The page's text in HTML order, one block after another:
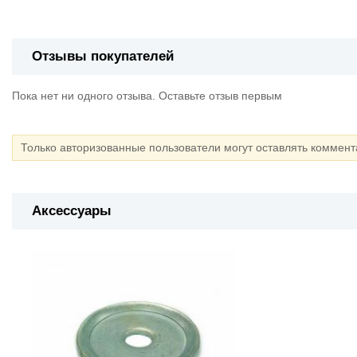
Отзывы покупателей
Пока нет ни одного отзыва. Оставьте отзыв первым
Только авторизованные пользователи могут оставлять
Аксессуары